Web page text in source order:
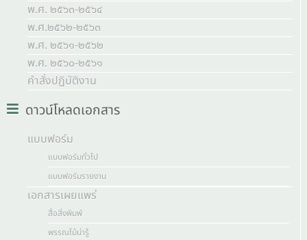
พ.ศ. ๒๕๖๓-๒๕๖๔
พ.ศ.๒๕๖๒-๒๕๖๓
พ.ศ. ๒๕๖๑-๒๕๖๒
พ.ศ. ๒๕๖๐-๒๕๖๑
คำสั่งปฏิบัติงาน
ดาวน์โหลดเอกสาร
แบบฟอร์ม
แบบฟอร์มทั่วไป
แบบฟอร์มรายงาน
เอกสารเผยแพร่
สื่อสิ่งพิมพ์
พรรณไม้น่ารู้